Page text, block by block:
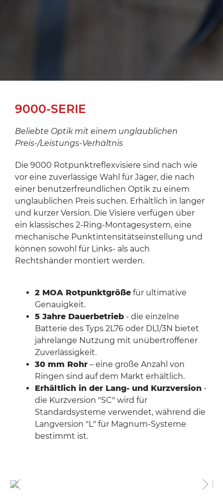
9000-SERIE
Beliebte Optik mit einem unglaublichen
Preis-/Leistungs-Verhältnis
Die 9000 Rotpunktreflexvisiere sind nach wie
vor eine zuverlässige Wahl für Jäger, die nach
einer benutzerfreundlichen Optik zu einem
unglaublichen Preis suchen. Erhältlich in langer
und kurzer Version. Die Visiere verfügen über
ein klassisches 2-Ring-Montagesystem, eine
mechanische Punktintensitätseinstellung und
können sowohl für Links- als auch
Rechtshänder montiert werden.
2 MOA Rotpunktgröße für ultimative
Genauigkeit.
5 Jahre Dauerbetrieb - die einzelne
Batterie des Typs 2L76 oder DL1/3N bietet
jahrelange Nutzung mit unübertroffener
Zuverlässigkeit.
30 mm Rohr – eine große Anzahl von
Ringen sind auf dem Markt erhältlich.
Erhältlich in der Lang- und Kurzversion -
die Kurzversion "SC" wird für
Standardsysteme verwendet, während die
Langversion "L" für Magnum-Systeme
bestimmt ist.